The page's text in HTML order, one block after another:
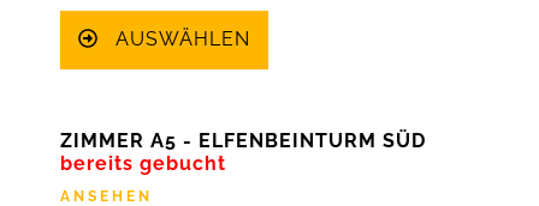
AUSWÄHLEN
ZIMMER A5 - ELFENBEINTURM SÜD
bereits gebucht
ANSEHEN